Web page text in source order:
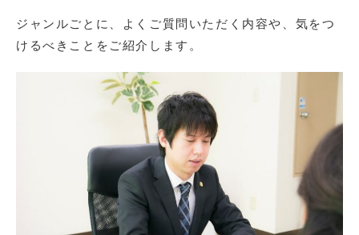
ジャンルごとに、よくご質問いただく内容や、気をつ
けるべきことをご紹介します。